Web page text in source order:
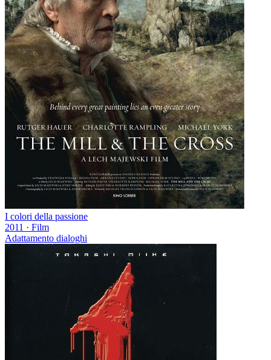
I colori della passione
2011 · Film
Adattamento dialoghi